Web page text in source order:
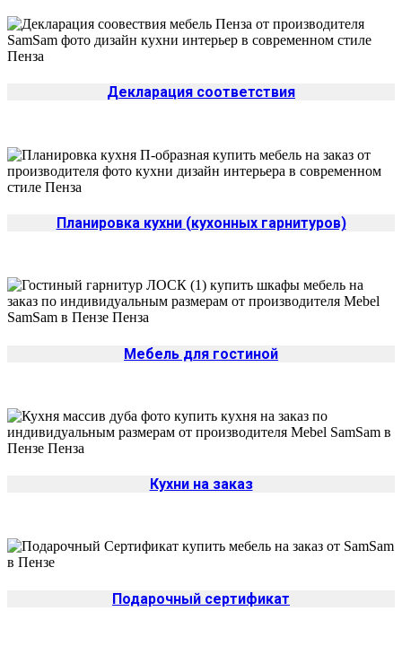
Декларация соответствия
Планировка кухни (кухонных гарнитуров)
Мебель для гостиной
Кухни на заказ
Подарочный сертификат